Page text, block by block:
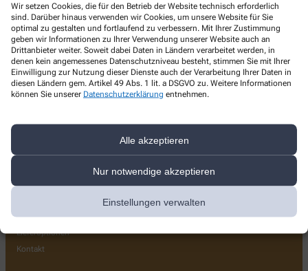
Wir setzen Cookies, die für den Betrieb der Website technisch erforderlich
sind. Darüber hinaus verwenden wir Cookies, um unsere Website für Sie
optimal zu gestalten und fortlaufend zu verbessern. Mit Ihrer Zustimmung
geben wir Informationen zu Ihrer Verwendung unserer Website auch an
Drittanbieter weiter. Soweit dabei Daten in Ländern verarbeitet werden, in
denen kein angemessenes Datenschutzniveau besteht, stimmen Sie mit Ihrer
Einwilligung zur Nutzung dieser Dienste auch der Verarbeitung Ihrer Daten in
diesen Ländern gem. Artikel 49 Abs. 1 lit. a DSGVO zu. Weitere Informationen
können Sie unserer Datenschutzerklärung entnehmen.
Alle akzeptieren
Nur notwendige akzeptieren
Einstellungen verwalten
Center Apotheke im EKZ Bendorf
Hauptstraße 125,56170 Bendorf
+49-2622903377
+49-2622903378
center-apotheke-bendorf@gmx.de
Leistungen
Lieferoptionen
Kontakt